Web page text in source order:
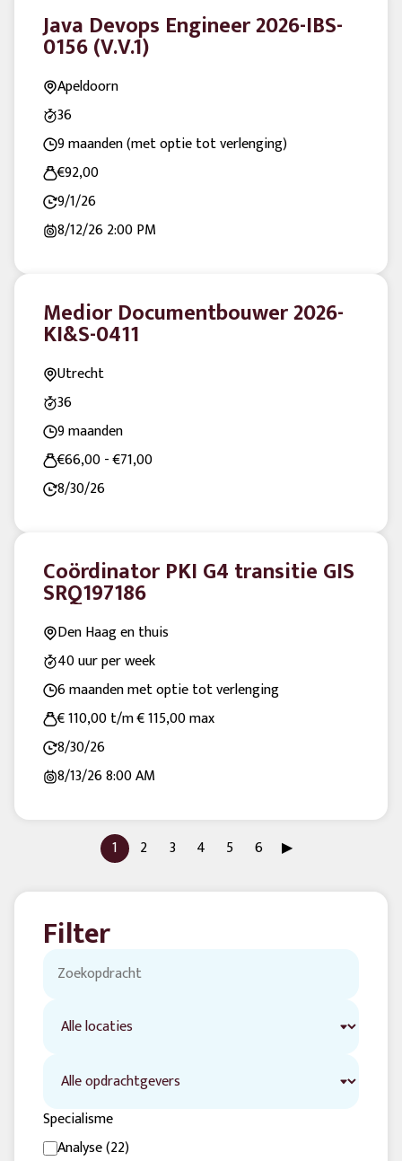
Filter
Specialisme
Analyse (22)
Java Devops Engineer 2026-IBS-
0156 (V.V.1)
Apeldoorn
36
9 maanden (met optie tot verlenging)
€92,00
9/1/26
8/12/262:00 PM
Medior Documentbouwer 2026-
KI&S-0411
Utrecht
36
9 maanden
€66,00 - €71,00
8/30/26
Coördinator PKI G4 transitie GIS
SRQ197186
Den Haag en thuis
40 uur per week
6 maanden met optie tot verlenging
€ 110,00 t/m € 115,00 max
8/30/26
8/13/268:00 AM
1 2 3 4 5 6 ▶︎